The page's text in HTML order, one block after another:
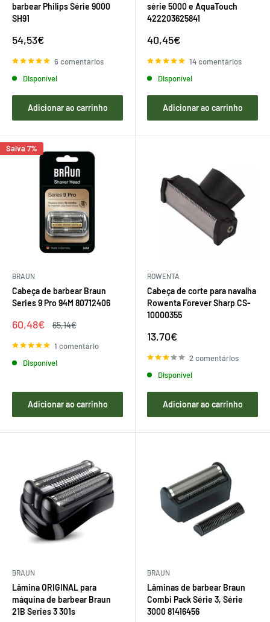
barbear Philips Série 9000
SH91
Preço
venda
54,53€
6 comentários
Disponível
Adicionar ao carrinho
série 5000 e AquaTouch
422203625841
Preço
venda
40,45€
14 comentários
Disponível
Adicionar ao carrinho
Salva 7%
BRAUN
Cabeça de barbear Braun
Series 9 Pro 94M 80712406
Preço
venda
60,48€
Preço
65,14€
1 comentário
Disponível
Adicionar ao carrinho
ROWENTA
Cabeça de corte para navalha
Rowenta Forever Sharp CS-
10000355
Preço
venda
13,70€
2 comentários
Disponível
Adicionar ao carrinho
BRAUN
Lâmina ORIGINAL para
máquina de barbear Braun
21B Series 3 301s
BRAUN
Lâminas de barbear Braun
Combi Pack Série 3, Série
3000 81416456